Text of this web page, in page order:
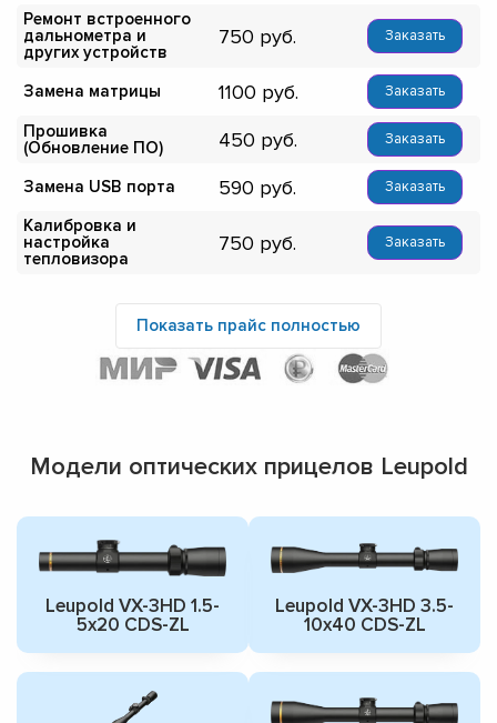
Ремонт встроенного
дальнометра и
других устройств
750 Заказать
Замена матрицы 1100 Заказать
Прошивка
(Обновление ПО)
450 Заказать
Замена USB порта 590 Заказать
Калибровка и
настройка
тепловизора
750 Заказать
Показать прайс полностью
Модели оптических прицелов Leupold
Leupold VX-3HD 1.5-
5x20 CDS-ZL
Leupold VX-3HD 3.5-
10x40 CDS-ZL